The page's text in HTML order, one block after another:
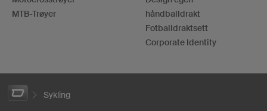
MTB-Trøyer
håndballdrakt
Fotballdraktsett
Corporate Identity
Sykling